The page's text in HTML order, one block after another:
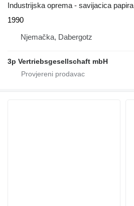
Industrijska oprema - savijacica papira
1990
Njemačka, Dabergotz
3p Vertriebsgesellschaft mbH